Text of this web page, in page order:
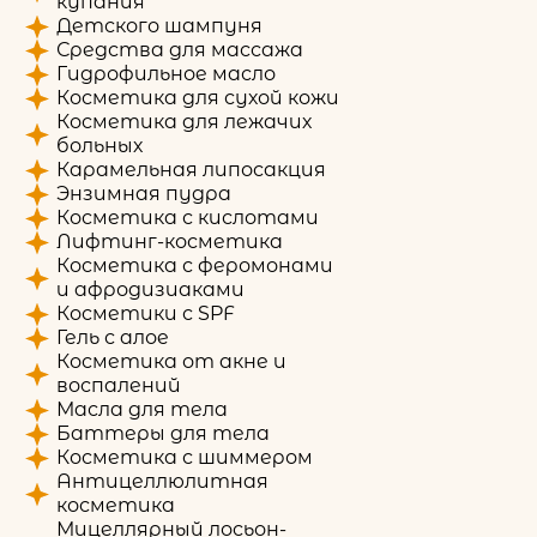
Детского шампуня
Средства для массажа
Гидрофильное масло
Косметика для сухой кожи
Косметика для лежачих
больных
Карамельная липосакция
Энзимная пудра
Косметика с кислотами
Лифтинг-косметика
Косметика с феромонами
и афродизиаками
Косметики с SPF
Гель с алое
Косметика от акне и
воспалений
Масла для тела
Баттеры для тела
Косметика с шиммером
Антицеллюлитная
косметика
Мицеллярный лосьон-